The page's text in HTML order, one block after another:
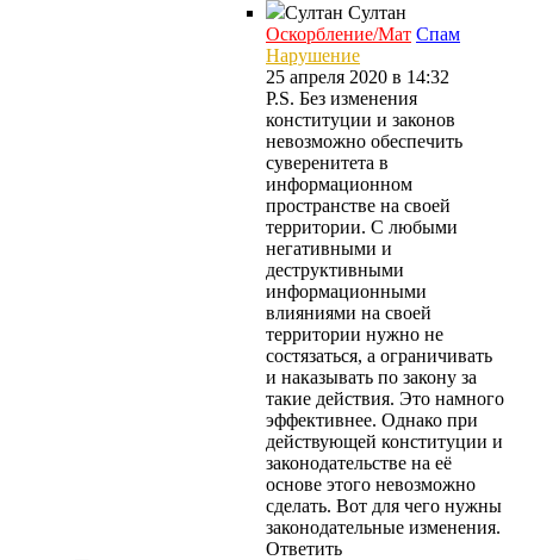
Султан Султан
Оскорбление/Мат Спам
Нарушение
25 апреля 2020 в 14:32
P.S. Без изменения
конституции и законов
невозможно обеспечить
суверенитета в
информационном
пространстве на своей
территории. С любыми
негативными и
деструктивными
информационными
влияниями на своей
территории нужно не
состязаться, а ограничивать
и наказывать по закону за
такие действия. Это намного
эффективнее. Однако при
действующей конституции и
законодательстве на её
основе этого невозможно
сделать. Вот для чего нужны
законодательные изменения.
Ответить